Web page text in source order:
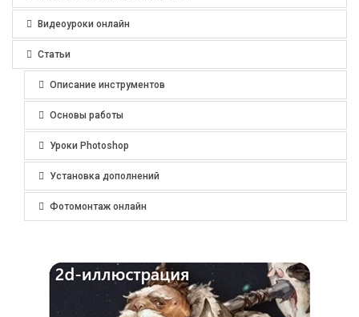
Видеоуроки онлайн
Статьи
Описание инструментов
Основы работы
Уроки Photoshop
Установка дополнений
Фотомонтаж онлайн